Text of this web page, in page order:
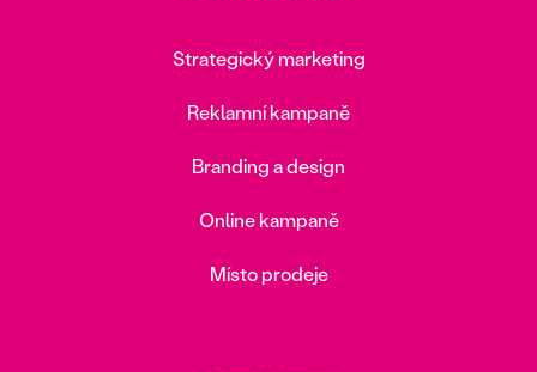
Strategický marketing
Reklamní kampaně
Branding a design
Online kampaně
Místo prodeje